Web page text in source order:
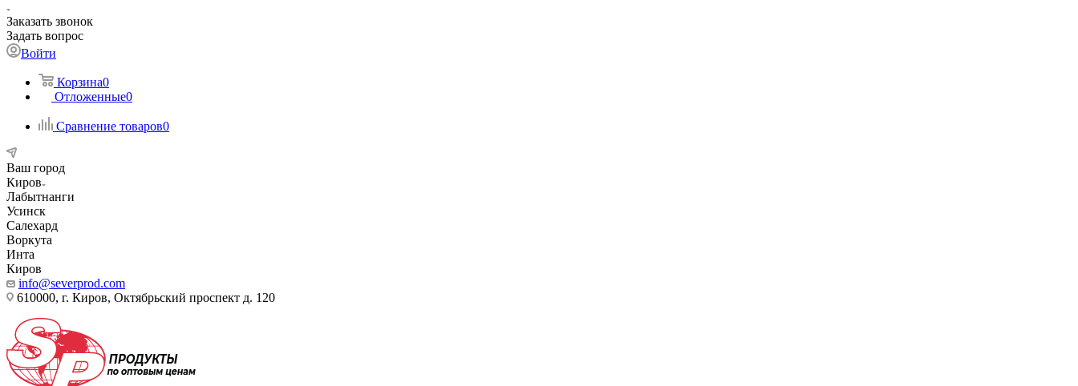
Заказать звонок
Задать вопрос
Войти
Корзина0
Отложенные0
Сравнение товаров0
Ваш город
Киров
Лабытнанги
Усинск
Салехард
Воркута
Инта
Киров
info@severprod.com
610000, г. Киров, Октябрьский проспект д. 120